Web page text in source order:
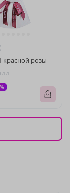
красной розы